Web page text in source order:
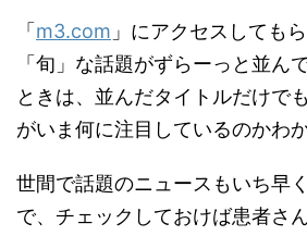
「 m3.com 」にアクセスしても
「旬」な話題がずらーっと並ん
ときは、並んだタイトルだけで
がいま何に注目しているのかわか
世間で話題のニュースもいち早
で、チェックしておけば患者さ